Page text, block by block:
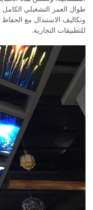
طوال العمر التشغيلي
وتكاليف الاستبدال مع
للتطبيقات التجارية.